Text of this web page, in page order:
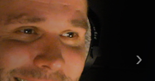
другие ›